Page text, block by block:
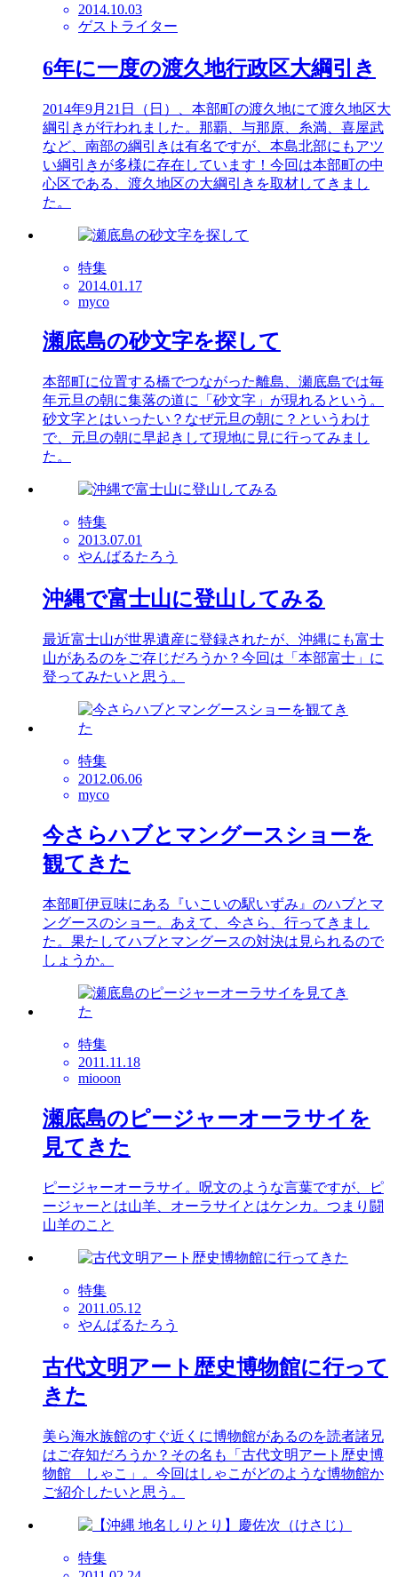
2014.10.03
ゲストライター
6年に一度の渡久地行政区大綱引き
2014年9月21日（日）、本部町の渡久地にて渡久地区大
綱引きが行われました。那覇、与那原、糸満、喜屋武
など、南部の綱引きは有名ですが、本島北部にもアツ
い綱引きが多様に存在しています！今回は本部町の中
心区である、渡久地区の大綱引きを取材してきまし
た。
特集
2014.01.17
myco
瀬底島の砂文字を探して
本部町に位置する橋でつながった離島、瀬底島では毎
年元旦の朝に集落の道に「砂文字」が現れるという。
砂文字とはいったい？なぜ元旦の朝に？というわけ
で、元旦の朝に早起きして現地に見に行ってみまし
た。
特集
2013.07.01
やんばるたろう
沖縄で富士山に登山してみる
最近富士山が世界遺産に登録されたが、沖縄にも富士
山があるのをご存じだろうか？今回は「本部富士」に
登ってみたいと思う。
特集
2012.06.06
myco
今さらハブとマングースショーを
観てきた
本部町伊豆味にある『いこいの駅いずみ』のハブとマ
ングースのショー。あえて、今さら、行ってきまし
た。果たしてハブとマングースの対決は見られるので
しょうか。
特集
2011.11.18
miooon
瀬底島のピージャーオーラサイを
見てきた
ピージャーオーラサイ。呪文のような言葉ですが、ピ
ージャーとは山羊、オーラサイとはケンカ。つまり闘
山羊のこと
特集
2011.05.12
やんばるたろう
古代文明アート歴史博物館に行って
きた
美ら海水族館のすぐ近くに博物館があるのを読者諸兄
はご存知だろうか？その名も「古代文明アート歴史博
物館 しゃこ」。今回はしゃこがどのような博物館か
ご紹介したいと思う。
特集